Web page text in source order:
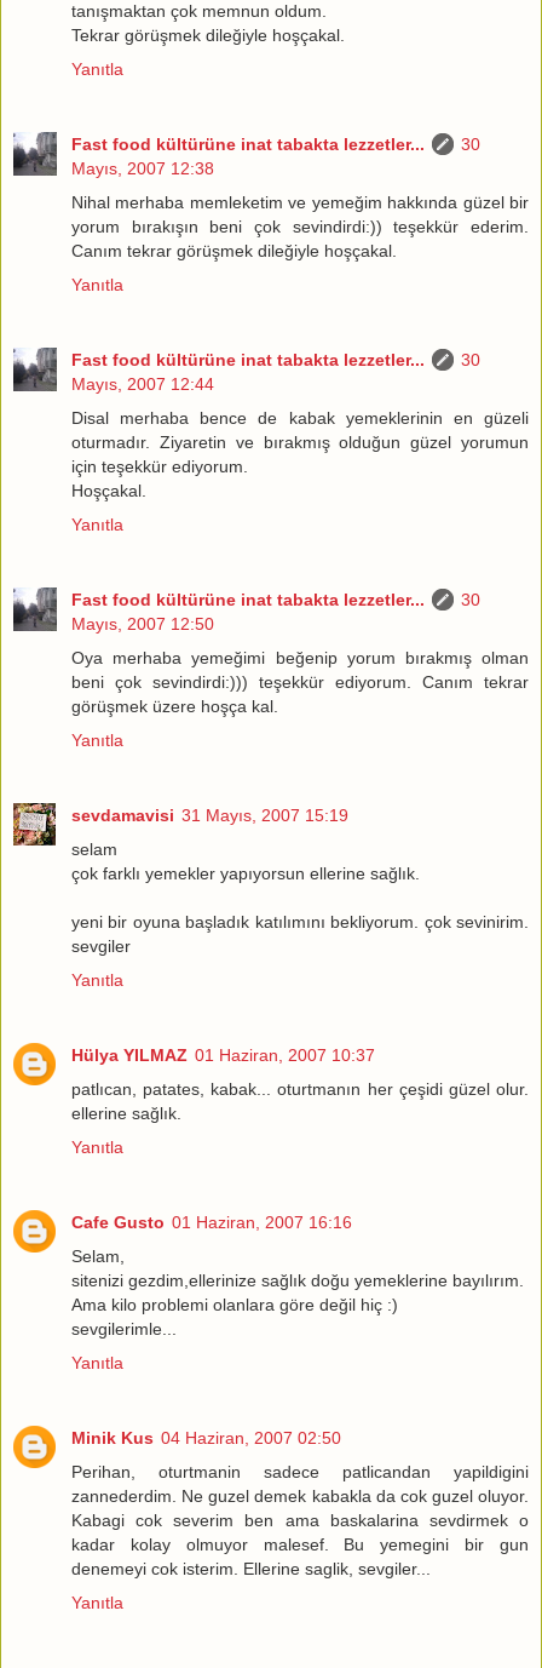
tanışmaktan çok memnun oldum.
Tekrar görüşmek dileğiyle hoşçakal.
Yanıtla
Fast food kültürüne inat tabakta lezzetler...
30
Mayıs, 2007 12:38
Nihal merhaba memleketim ve yemeğim hakkında güzel bir
yorum bırakışın beni çok sevindirdi:)) teşekkür ederim.
Canım tekrar görüşmek dileğiyle hoşçakal.
Yanıtla
Fast food kültürüne inat tabakta lezzetler...
30
Mayıs, 2007 12:44
Disal merhaba bence de kabak yemeklerinin en güzeli
oturmadır. Ziyaretin ve bırakmış olduğun güzel yorumun
için teşekkür ediyorum.
Hoşçakal.
Yanıtla
Fast food kültürüne inat tabakta lezzetler...
30
Mayıs, 2007 12:50
Oya merhaba yemeğimi beğenip yorum bırakmış olman
beni çok sevindirdi:))) teşekkür ediyorum. Canım tekrar
görüşmek üzere hoşça kal.
Yanıtla
sevdamavisi 31 Mayıs, 2007 15:19
selam
çok farklı yemekler yapıyorsun ellerine sağlık.
yeni bir oyuna başladık katılımını bekliyorum. çok sevinirim.
sevgiler
Yanıtla
Hülya YILMAZ 01 Haziran, 2007 10:37
patlıcan, patates, kabak... oturtmanın her çeşidi güzel olur.
ellerine sağlık.
Yanıtla
Cafe Gusto 01 Haziran, 2007 16:16
Selam,
sitenizi gezdim,ellerinize sağlık doğu yemeklerine bayılırım.
Ama kilo problemi olanlara göre değil hiç :)
sevgilerimle...
Yanıtla
Minik Kus 04 Haziran, 2007 02:50
Perihan, oturtmanin sadece patlicandan yapildigini
zannederdim. Ne guzel demek kabakla da cok guzel oluyor.
Kabagi cok severim ben ama baskalarina sevdirmek o
kadar kolay olmuyor malesef. Bu yemegini bir gun
denemeyi cok isterim. Ellerine saglik, sevgiler...
Yanıtla